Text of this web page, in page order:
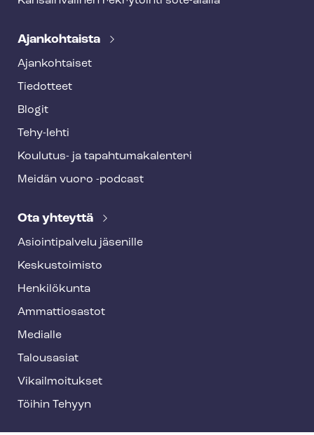
Ajankohtaista
Ajankohtaiset
Tiedotteet
Blogit
Tehy-lehti
Koulutus- ja ta­pah­tu­ma­ka­len­te­ri
Meidän vuoro -podcast
Ota yhteyttä
Asioin­ti­pal­ve­lu jäsenille
Keskustoimisto
Henkilökunta
Ammattiosastot
Medialle
Talousasiat
Vi­kail­moi­tuk­set
Töihin Tehyyn